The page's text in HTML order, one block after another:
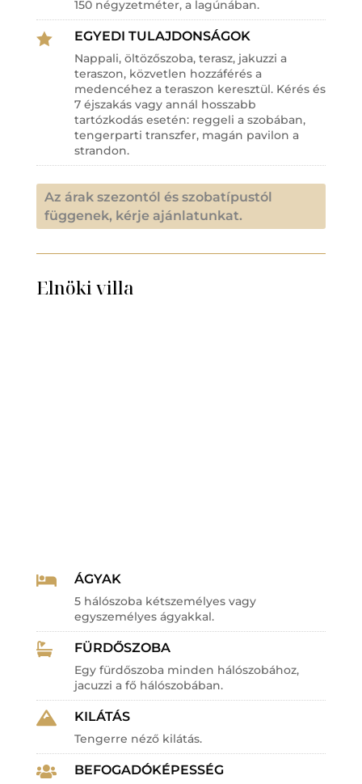
150 négyzetméter, a lagúnában.
 EGYEDI TULAJDONSÁGOK
Nappali, öltözőszoba, terasz, jakuzzi a
teraszon, közvetlen hozzáférés a
medencéhez a teraszon keresztül. Kérés és
7 éjszakás vagy annál hosszabb
tartózkodás esetén: reggeli a szobában,
tengerparti transzfer, magán pavilon a
strandon.
Az árak szezontól és szobatípustól
függenek, kérje ajánlatunkat.
Elnöki villa
 ÁGYAK
5 hálószoba kétszemélyes vagy
egyszemélyes ágyakkal.
 FÜRDŐSZOBA
Egy fürdőszoba minden hálószobához,
jacuzzi a fő hálószobában.
 KILÁTÁS
Tengerre néző kilátás.
 BEFOGADÓKÉPESSÉG